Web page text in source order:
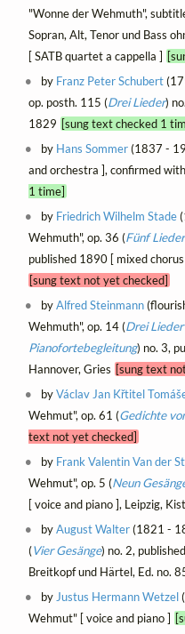
"Wonne der Wehmuth",
Sopran, Alt, Tenor und Bass
[ SATB quartet a cappella ]
by Franz Peter Schubert
op. posth. 115 (Drei Lieder)
1829 [sung text checked 1
by Hans Sommer(1837 -
and orchestra ], confirmed
1 time]
by Friedrich Wilhelm Stade
Wehmuth", op. 36 (Fünf
published 1890 [ mixed
[sung text not yet checked]
byAlfred Steinmann
Wehmuth", op. 14 (Drei
Pianofortebegleitung) no. 3,
Hannover, Gries [sung text
byVáclav Jan Křtitel
Wehmut", op. 61 (Gedichte
text not yet checked]
by Frank Valentin Van der
Wehmut", op. 5 (Neun
[ voice and piano ], Leipzig,
byAugust Walter(1821 -
(Vier Gesänge) no. 2,
Breitkopf und Härtel, Ed. no.
by Justus Hermann Wetzel
Wehmut" [ voice and piano ]